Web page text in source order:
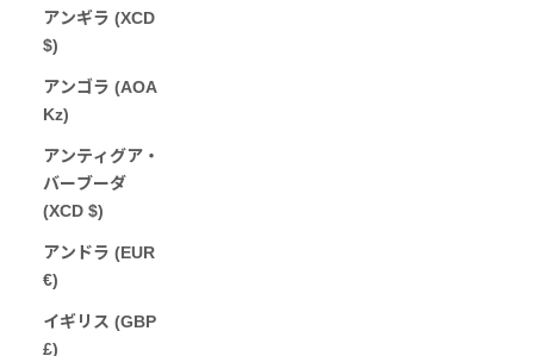
アンギラ (XCD
$)
アンゴラ (AOA
Kz)
アンティグア・
バーブーダ
(XCD $)
アンドラ (EUR
€)
イギリス (GBP
£)